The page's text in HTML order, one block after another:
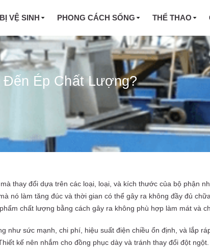
VỆ SINH PHONG CÁCH SỐNG THỂ THAO
Đến Ép Chất Lượng?
thay đổi dựa trên các loại, loại, và kích thước của bộ phận
nó làm tăng đúc và thời gian có thể gây ra không đầy đủ
chất lượng bằng cách gây ra không phù hợp làm mát và
như sức mạnh, chi phí, hiệu suất điện chiều ổn định, và lắp
kế nên nhắm cho đồng phục dày và tránh thay đổi đột